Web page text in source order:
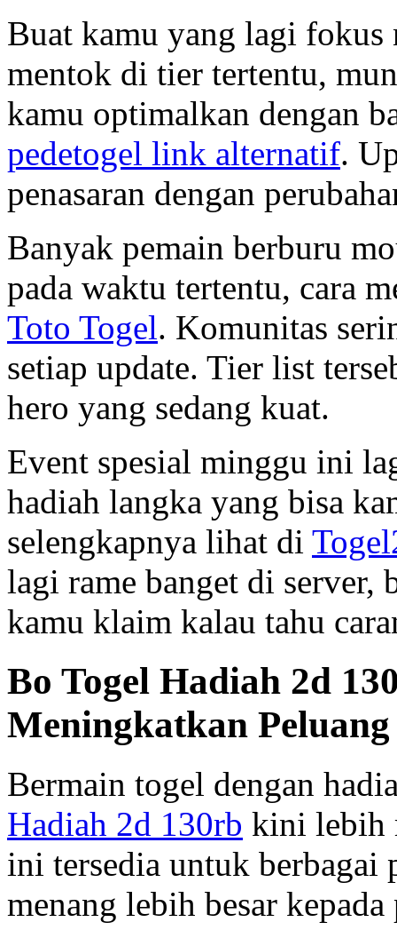
Buat kamu yang lagi
mentok di tier tertentu,
kamu optimalkan dengan
pedetogel link alternatif.
penasaran dengan
Banyak pemain berburu
pada waktu tertentu, cara
Toto Togel. Komunitas
setiap update. Tier list
hero yang sedang kuat.
Event spesial minggu ini
hadiah langka yang bisa
selengkapnya lihat di
lagi rame banget di server,
kamu klaim kalau tahu
Bo Togel Hadiah 2d
Meningkatkan
Bermain togel dengan
Hadiah 2d 130rb kini lebih
ini tersedia untuk berbagai
menang lebih besar kepada